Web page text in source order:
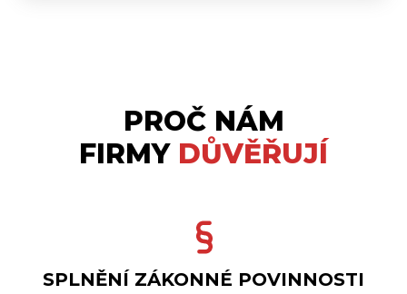
PROČ NÁM
FIRMYDŮVĚŘUJÍ
SPLNĚNÍ ZÁKONNÉ POVINNOSTI